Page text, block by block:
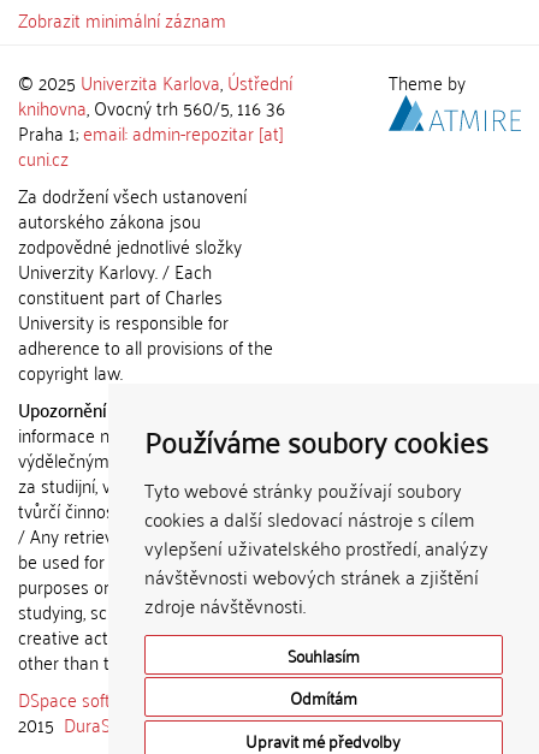
Používáme soubory cookies
Tyto webové stránky používají soubory
cookies a další sledovací nástroje s cílem
vylepšení uživatelského prostředí, analýzy
návštěvnosti webových stránek a zjištění
zdroje návštěvnosti.
Souhlasím
Odmítám
Upravit mé předvolby
Zobrazit minimální záznam
© 2025 Univerzita Karlova,Ústřední
knihovna, Ovocný trh 560/5, 116 36
Praha 1;email: admin-repozitar [at]
cuni.cz
Za dodržení všech ustanovení
autorského zákona jsou
zodpovědné jednotlivé složky
Univerzity Karlovy. / Each
constituent part of Charles
University is responsible for
adherence to all provisions of the
copyright law.
Upozornění / Notice:
informace nemohou být použity k
výdělečným účelům nebo vydávány
za studijní, vědeckou nebo jinou
tvůrčí činnost jiné osoby než autora.
/ Any retrieved information shall not
be used for any commercial
purposes or claimed as results of
studying, scientific or any other
creative activities of any person
other than the author.
DSpace software
copyright © 2002-
2015 DuraSpace
Theme by